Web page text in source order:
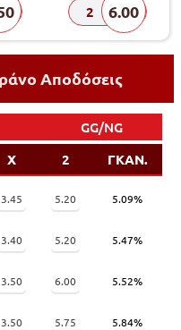
2 6.00
Αποδόσεις
GG/NG
X 2 ΓΚΑΝ.
3.45 5.20 5.09%
3.40 5.20 5.47%
3.50 6.00 5.52%
3.50 5.75 5.84%